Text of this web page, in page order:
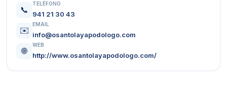
📞
TELÉFONO
941 21 30 43
✉️
EMAIL
info@osantolayapodologo.com
🌐
WEB
http://www.osantolayapodologo.com/